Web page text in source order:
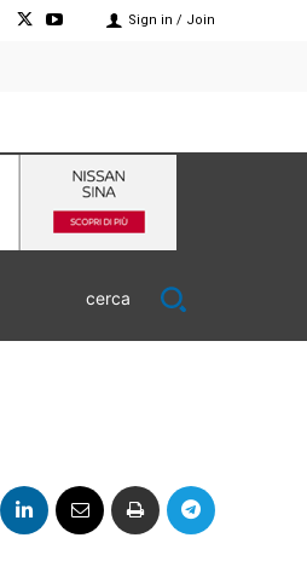
Sign in / Join
cerca